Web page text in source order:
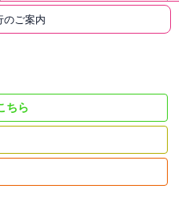
のご案内
ちら